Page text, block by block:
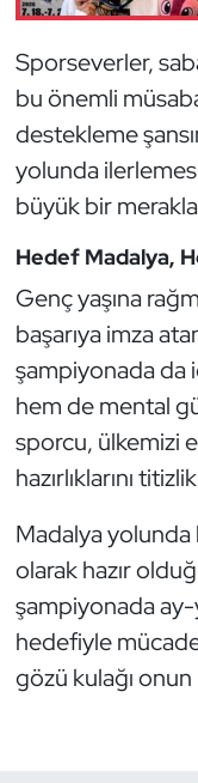
Sporseverler,
bu önemli
destekleme
yolunda
büyük bir
Hedef Madalya,
Genç yaşına
başarıya imza
şampiyonada da
hem de mental
sporcu, ülkemizi
hazırlıklarını
Madalya
olarak hazır
şampiyonada ay-
hedefiyle
gözü kulağı
Muay Thai
Okçuluk
Optimist
Özel
Paralimpik
Ragbi
Satranç
Su Topu
Sualtı